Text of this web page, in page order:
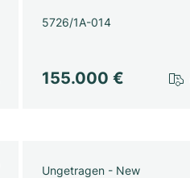
5726/1A-014
155.000 €
Ungetragen - New